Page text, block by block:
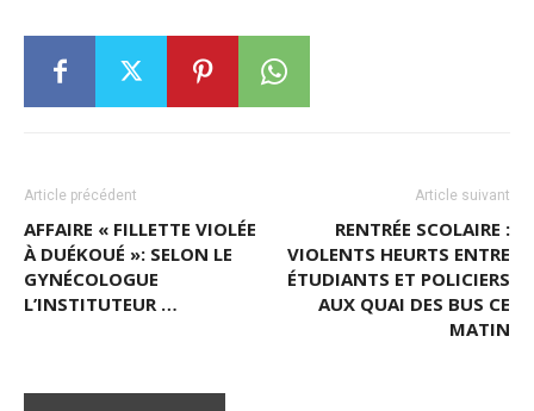
Article précédent
AFFAIRE « FILLETTE VIOLÉE
À DUÉKOUÉ »: SELON LE
GYNÉCOLOGUE
L’INSTITUTEUR …
Article suivant
RENTRÉE SCOLAIRE :
VIOLENTS HEURTS ENTRE
ÉTUDIANTS ET POLICIERS
AUX QUAI DES BUS CE
MATIN